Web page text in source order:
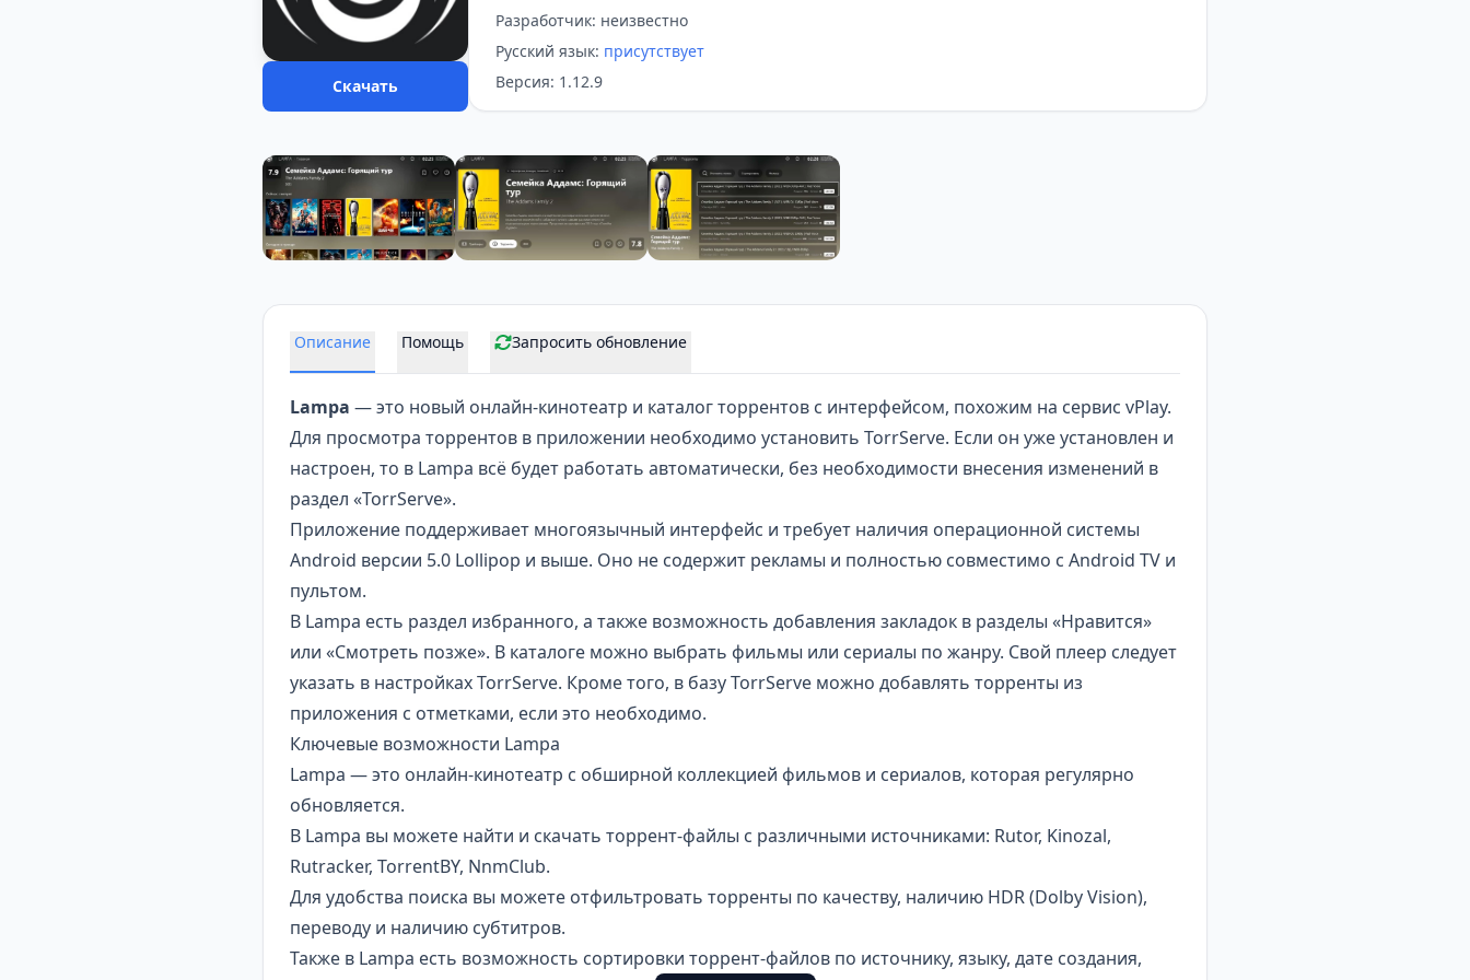
Скачать
Разработчик: неизвестно
Русский язык: присутствует
Версия: 1.12.9
Описание Помощь Запросить обновление
Lampa — это новый онлайн-кинотеатр и каталог торрентов с интерфейсом, похожим на сервис vPlay.
Для просмотра торрентов в приложении необходимо установить TorrServe. Если он уже установлен и
настроен, то в Lampa всё будет работать автоматически, без необходимости внесения изменений в
раздел «TorrServe».
Приложение поддерживает многоязычный интерфейс и требует наличия операционной системы
Android версии 5.0 Lollipop и выше. Оно не содержит рекламы и полностью совместимо с Android TV и
пультом.
В Lampa есть раздел избранного, а также возможность добавления закладок в разделы «Нравится»
или «Смотреть позже». В каталоге можно выбрать фильмы или сериалы по жанру. Свой плеер следует
указать в настройках TorrServe. Кроме того, в базу TorrServe можно добавлять торренты из
приложения с отметками, если это необходимо.
Ключевые возможности Lampa
Lampa — это онлайн-кинотеатр с обширной коллекцией фильмов и сериалов, которая регулярно
обновляется.
В Lampa вы можете найти и скачать торрент-файлы с различными источниками: Rutor, Kinozal,
Rutracker, TorrentBY, NnmClub.
Для удобства поиска вы можете отфильтровать торренты по качеству, наличию HDR (Dolby Vision),
переводу и наличию субтитров.
Также в Lampa есть возможность сортировки торрент-файлов по источнику, языку, дате создания,